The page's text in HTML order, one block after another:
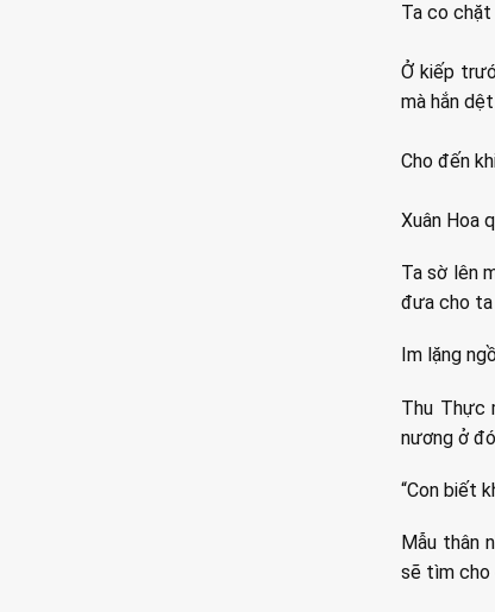
Ta co chặt
Ở kiếp
mà hắn
Cho đến
Xuân Hoa
Ta sờ lên
đưa cho ta
Im lặng
Thu Thực
nương ở
“Con biết
Mẫu thân
sẽ tìm cho